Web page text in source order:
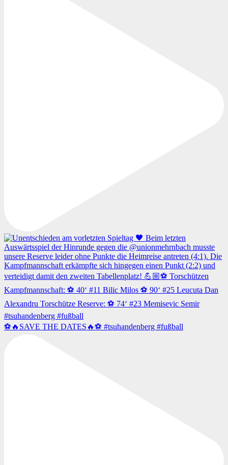
⚽️🔥SAVE THE DATES🔥⚽️ #tsuhandenberg #fußball